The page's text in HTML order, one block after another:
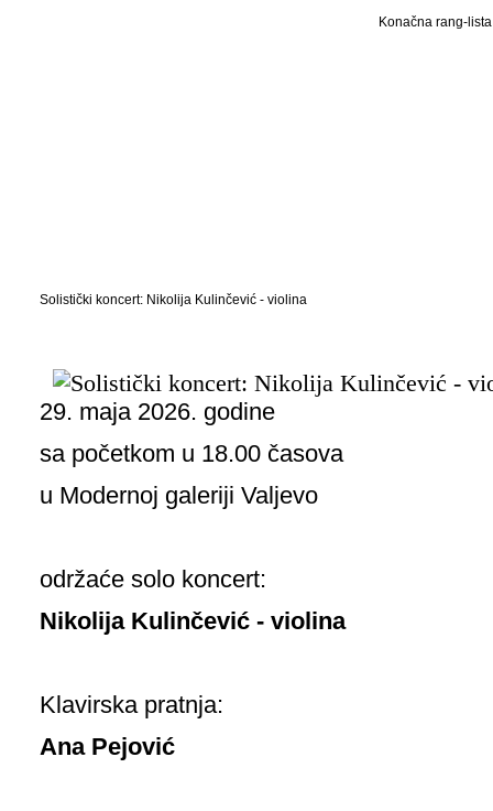
Konačna rang-
Solistički koncert: Nikolija Kulinčević - violina
29. maja 2026. godine
sa početkom u 18.00 časova
u Modernoj galeriji Valjevo
održaće solo koncert:
Nikolija Kulinčević - violina
Klavirska pratnja:
Ana Pejović